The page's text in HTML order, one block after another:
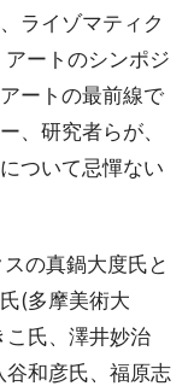
ライゾマティク
ートのシンポジ
ートの最前線で
、研究者らが、
ついて忌憚ない
の真鍋大度氏と
(多摩美術大
氏、澤井妙治
谷和彦氏、福原志